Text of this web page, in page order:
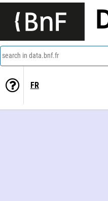
search in data.bnf.fr
FR